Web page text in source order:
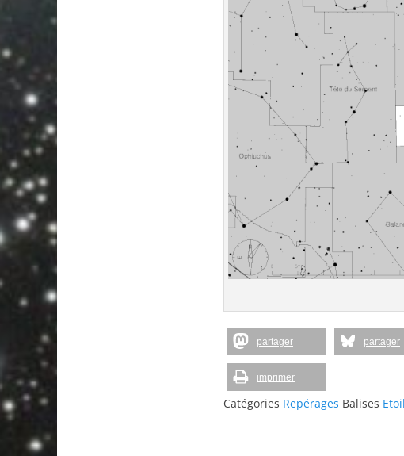
partager partager
imprimer
Catégories Repérages Balises